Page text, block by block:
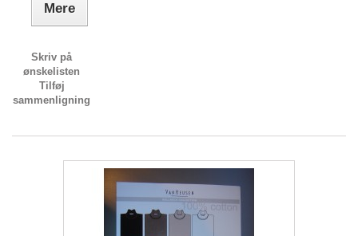
Mere
Skriv på
ønskelisten
Tilføj
sammenligning